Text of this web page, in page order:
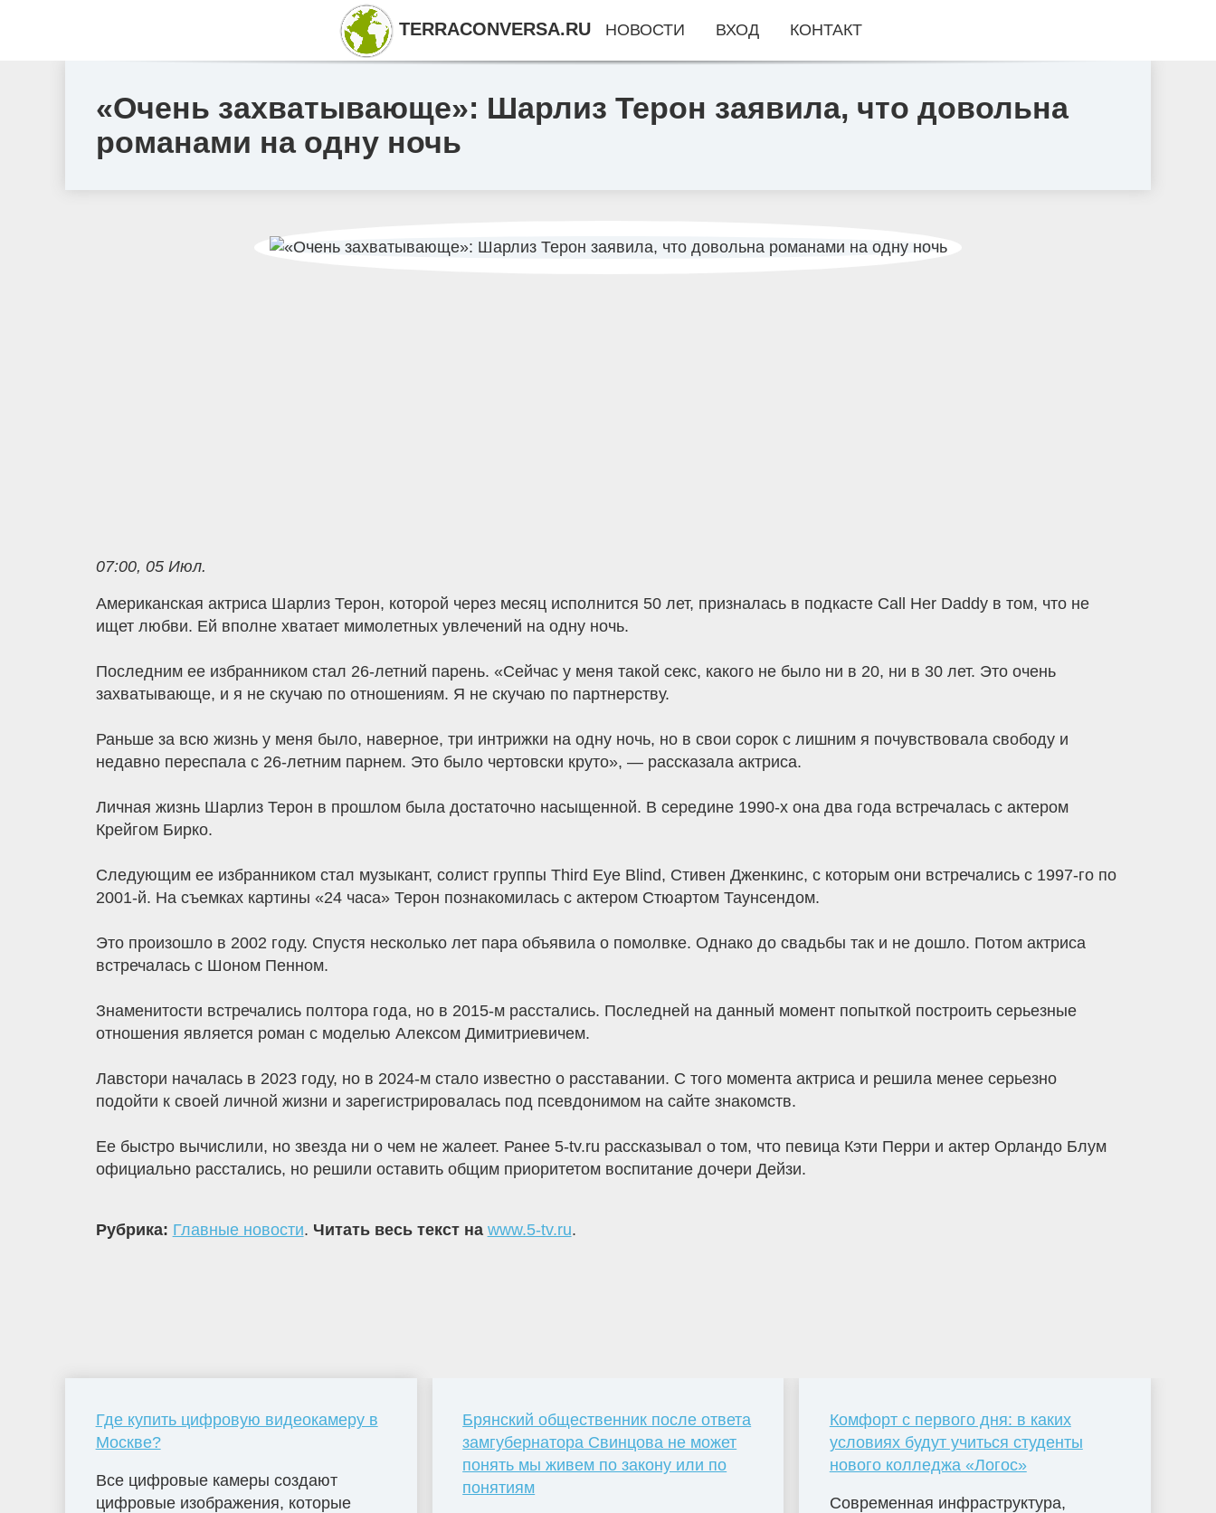
«Очень захватывающе»: Шарлиз Терон заявила, что довольна
романами на одну ночь
07:00, 05 Июл.
Американская актриса Шарлиз Терон, которой через месяц исполнится 50 лет, призналась в подкасте Call Her Daddy в том, что не
ищет любви. Ей вполне хватает мимолетных увлечений на одну ночь.
Последним ее избранником стал 26-летний парень. «Сейчас у меня такой секс, какого не было ни в 20, ни в 30 лет. Это очень
захватывающе, и я не скучаю по отношениям. Я не скучаю по партнерству.
Раньше за всю жизнь у меня было, наверное, три интрижки на одну ночь, но в свои сорок с лишним я почувствовала свободу и
недавно переспала с 26-летним парнем. Это было чертовски круто», — рассказала актриса.
Личная жизнь Шарлиз Терон в прошлом была достаточно насыщенной. В середине 1990-х она два года встречалась с актером
Крейгом Бирко.
Следующим ее избранником стал музыкант, солист группы Third Eye Blind, Стивен Дженкинс, с которым они встречались с 1997-го по
2001-й. На съемках картины «24 часа» Терон познакомилась с актером Стюартом Таунсендом.
Это произошло в 2002 году. Спустя несколько лет пара объявила о помолвке. Однако до свадьбы так и не дошло. Потом актриса
встречалась с Шоном Пенном.
Знаменитости встречались полтора года, но в 2015-м расстались. Последней на данный момент попыткой построить серьезные
отношения является роман с моделью Алексом Димитриевичем.
Лавстори началась в 2023 году, но в 2024-м стало известно о расставании. С того момента актриса и решила менее серьезно
подойти к своей личной жизни и зарегистрировалась под псевдонимом на сайте знакомств.
Ее быстро вычислили, но звезда ни о чем не жалеет. Ранее 5-tv.ru рассказывал о том, что певица Кэти Перри и актер Орландо Блум
официально расстались, но решили оставить общим приоритетом воспитание дочери Дейзи.
Рубрика: Главные новости. Читать весь текст на www.5-tv.ru.
Где купить цифровую видеокамеру в
Москве?
Все цифровые камеры создают
цифровые изображения, которые
Брянский общественник после ответа
замгубернатора Свинцова не может
понять мы живем по закону или по
понятиям
Комфорт с первого дня: в каких
условиях будут учиться студенты
нового колледжа «Логос»
Современная инфраструктура,
TERRACONVERSA.RU НОВОСТИ ВХОД КОНТАКТ